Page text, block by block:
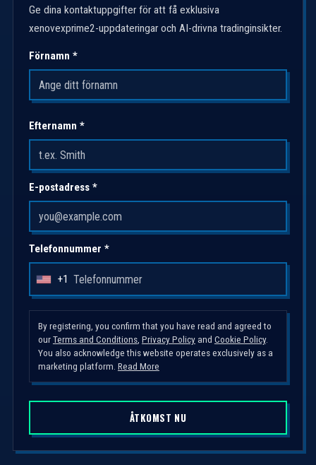
Ge dina kontaktuppgifter för att få exklusiva
xenovexprime2-uppdateringar och AI-drivna tradinginsikter.
Förnamn *
Efternamn *
E-postadress *
Telefonnummer *
U
n
i
t
e
a
t
+1
By registering, you confirm that you have read and agreed to
ourTerms and Conditions, Privacy Policyand Cookie Policy.
You also acknowledge this website operates exclusively as a
marketing platform. Read More
ÅTKOMST NU